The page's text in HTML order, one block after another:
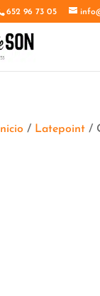
652 96 73 05
Inicio / Latepoint /